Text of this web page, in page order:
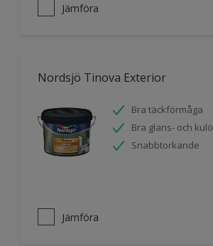
Jämföra
Nordsjö Tinova Exterior
Bra täckförmåga
Bra glans- och
Snabbtorkande
Jämföra